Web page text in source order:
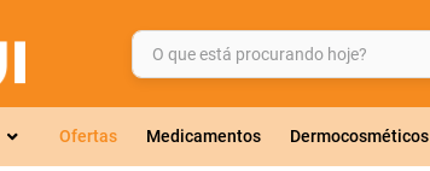
O que está procurando hoje?
Ofertas Medicamentos Dermocosméticos
TERMOS MAIS BUSCADOS